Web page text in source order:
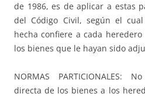
de 1986, es de aplicar a estas
del Código Civil, según el
hecha confiere a cada
los bienes que le hayan sido
NORMAS PARTICIONALES:
directa de los bienes a los